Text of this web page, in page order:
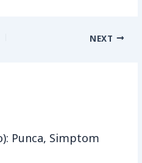
NEXT
Punca, Simptom